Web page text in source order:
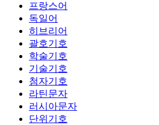
프랑스어
독일어
히브리어
괄호기호
학술기호
기술기호
첨자기호
라틴문자
러시아문자
단위기호